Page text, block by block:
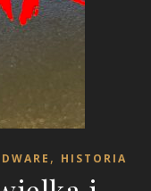
, HISTORIA